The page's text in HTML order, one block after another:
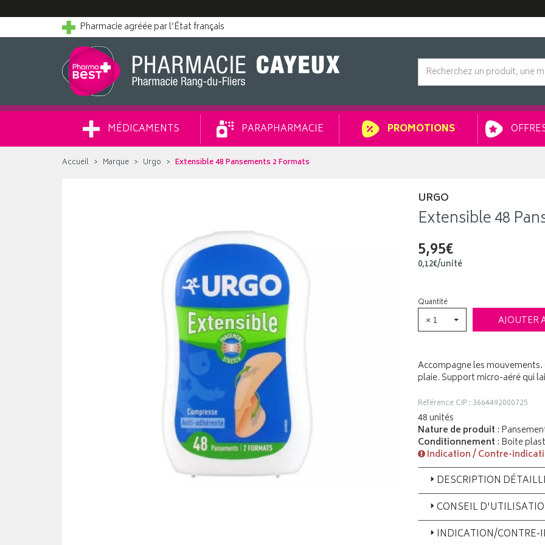
Pharmacie agréée par l’État français
MÉDICAMENTS PARAPHARMACIE PROMOTIONS
Accueil Marque Urgo Extensible 48 Pansements 2 Formats
URGO
Extensible 48
5,95€
0,12€/unité
Quantité
× 1 AJOUTER
Accompagne les
plaie. Support micro-aéré qui
Référence CIP : 3664492000725
48 unités
Nature de produit :
Conditionnement : Boite
Indication / Contre-
DESCRIPTION
CONSEIL
INDICATION/CONTRE-